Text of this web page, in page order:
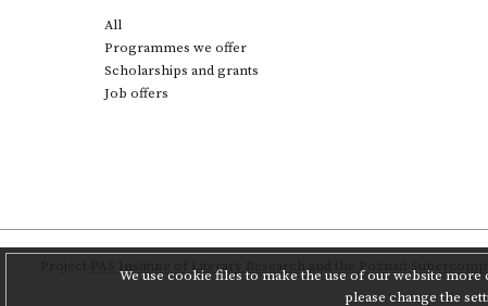
We use cookie files to make the use of our website
please change the
All
Programmes we offer
Scholarships and grants
Job offers
PAS Institute of Literary Research